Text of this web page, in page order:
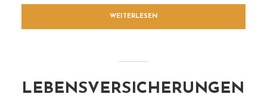
WEITERLESEN
LEBENSVERSICHERUNGEN